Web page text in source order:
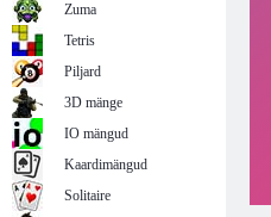
Zuma
Tetris
Piljard
3D mänge
IO mängud
Kaardimängud
Solitaire